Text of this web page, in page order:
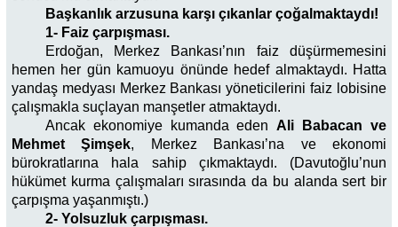
Başkanlık arzusuna karşı çıkanlar çoğalmaktaydı!
1- Faiz çarpışması.
Erdoğan, Merkez Bankası’nın faiz düşürmemesini
hemen her gün kamuoyu önünde hedef almaktaydı. Hatta
yandaş medyası Merkez Bankası yöneticilerini faiz lobisine
çalışmakla suçlayan manşetler atmaktaydı.
Ancak ekonomiye kumanda edenAli Babacan ve
Mehmet Şimşek, Merkez Bankası’na ve ekonomi
bürokratlarına hala sahip çıkmaktaydı. (Davutoğlu’nun
hükümet kurma çalışmaları sırasında da bu alanda sert bir
çarpışma yaşanmıştı.)
2- Yolsuzluk çarpışması.